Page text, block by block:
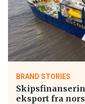
BRAND STORIES
eksport fra